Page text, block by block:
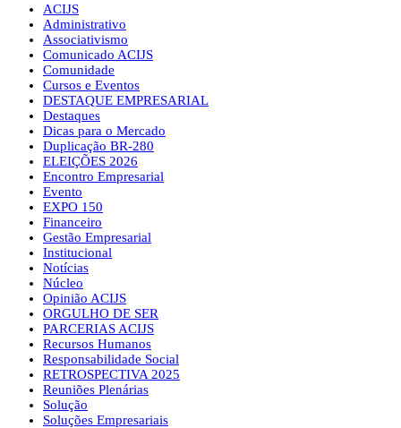
ACIJS
Administrativo
Associativismo
Comunicado ACIJS
Comunidade
Cursos e Eventos
DESTAQUE EMPRESARIAL
Destaques
Dicas para o Mercado
Duplicação BR-280
ELEIÇÕES 2026
Encontro Empresarial
Evento
EXPO 150
Financeiro
Gestão Empresarial
Institucional
Notícias
Núcleo
Opinião ACIJS
ORGULHO DE SER
PARCERIAS ACIJS
Recursos Humanos
Responsabilidade Social
RETROSPECTIVA 2025
Reuniões Plenárias
Solução
Soluções Empresariais